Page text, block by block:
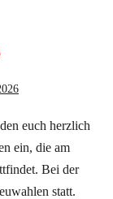
euch herzlich
ein, die am
Bei der
statt.